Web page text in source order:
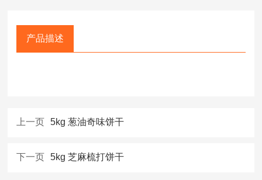
产品描述
上一页 5kg 葱油奇味饼干
下一页 5kg 芝麻梳打饼干